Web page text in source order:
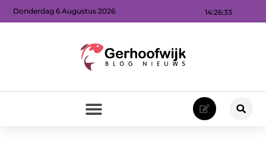
14:26:34
Donderdag 6 Augustus 2026